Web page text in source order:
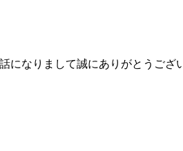
なりまして誠にありがとうござ